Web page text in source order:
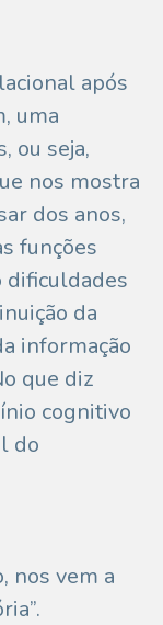
após
uma
ou seja,
nos mostra
dos anos,
funções
dificuldades
da
informação
que diz
cognitivo
do
nos vem a